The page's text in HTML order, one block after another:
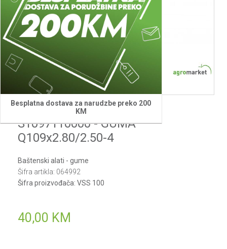
Besplatna dostava za narudzbe preko 200
KM
Villager
S1097110000 - GUMA
Q109x2.80/2.50-4
Baštenski alati - gume
Šifra artikla: 064992
Šifra proizvođača: VSS 100
40,00 KM